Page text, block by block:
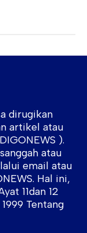
dirugikan
artikel atau
).
atau
email atau
Hal ini,
11dan 12
Tentang